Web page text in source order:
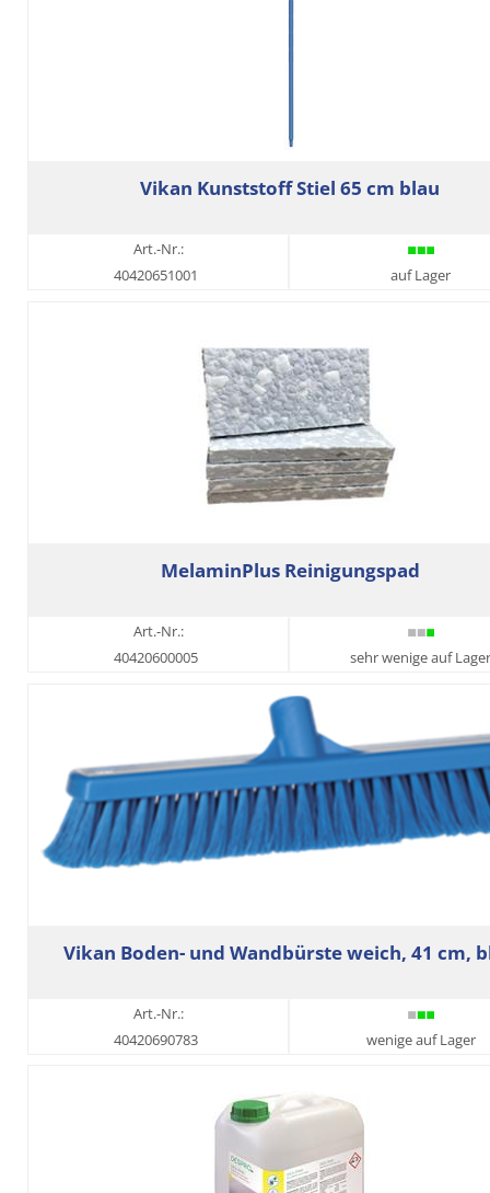
Vikan Kunststoff Stiel 65 cm blau
Art.-Nr.:
40420651001
auf Lager
MelaminPlus Reinigungspad
Art.-Nr.:
40420600005
sehr wenige auf Lager
Vikan Boden- und Wandbürste weich, 41 cm,
Art.-Nr.:
40420690783
wenige auf Lager